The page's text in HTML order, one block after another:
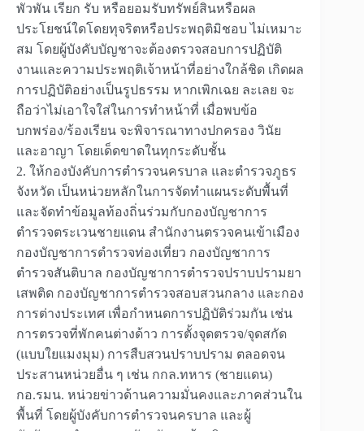
พัวพัน เรียก รับ หรือยอมรับทรัพย์สินหรือผล
ประโยชน์ใดโดยทุจริตหรือประพฤติมิชอบ ไม่เหมาะ
สม โดยผู้บังคับบัญชาจะต้องตรวจสอบการปฏิบัติ
งานและความประพฤติเจ้าหน้าที่อย่างใกล้ชิด เกิดผล
การปฏิบัติอย่างเป็นรูปธรรม หากเพิกเฉย ละเลย จะ
ถือว่าไม่เอาใจใส่ในการทำหน้าที่ เมื่อพบข้อ
บกพร่อง/ร้องเรียน จะพิจารณาทางปกครอง วินัย
และอาญา โดยเด็ดขาดในทุกระดับชั้น
2. ให้กองบังคับการตำรวจนครบาล และตำรวจภูธร
จังหวัด เป็นหน่วยหลักในการจัดทำแผนระดับพื้นที่
และจัดทำข้อมูลท้องถิ่นร่วมกับกองบัญชาการ
ตำรวจตระเวนชายแดน สำนักงานตรวจคนเข้าเมือง
กองบัญชาการตำรวจท่องเที่ยว กองบัญชาการ
ตำรวจสันติบาล กองบัญชาการตำรวจปราบปรามยา
เสพติด กองบัญชาการตำรวจสอบสวนกลาง และกอง
การต่างประเทศ เพื่อกำหนดการปฏิบัติร่วมกัน เช่น
การตรวจที่พักคนต่างด้าว การตั้งจุดตรวจ/จุดสกัด
(แบบใยแมงมุม) การสืบสวนปราบปราม ตลอดจน
ประสานหน่วยอื่น ๆ เช่น กกล.ทหาร (ชายแดน)
กอ.รมน. หน่วยข่าวด้านความมั่นคงและภาคส่วนใน
พื้นที่ โดยผู้บังคับการตำรวจนครบาล และผู้